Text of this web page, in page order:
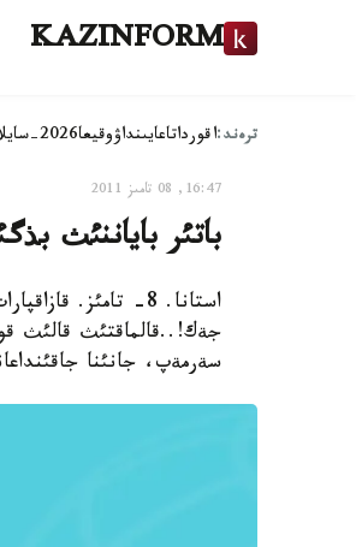
KAZINFORM
ترەند:اقورداتاعايىنداۋوقيعا2026-سايلاۋ
16:47, 08 تامىز 2011
باتئر باياننئث
استانا. 8-
جةك!..قالماقتئث قالئث
سةرمةپ، جانئنا